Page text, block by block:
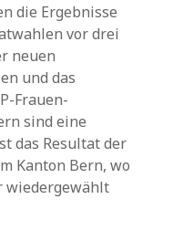
die Ergebnisse
vor drei
neuen
und das
Frauen-
sind eine
das Resultat der
Kanton Bern, wo
wiedergewählt